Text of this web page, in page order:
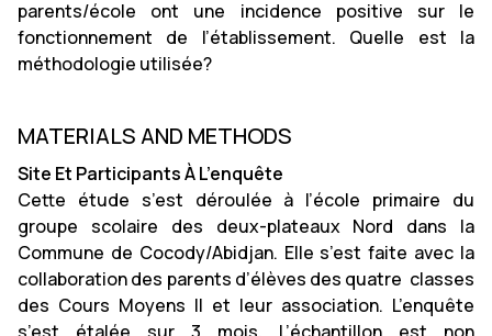
parents/école ont une incidence positive sur le
fonctionnement de l’établissement. Quelle est la
méthodologie utilisée?
MATERIALS AND METHODS
Site Et Participants À L’enquête
Cette étude s’est déroulée à l’école primaire du
groupe scolaire des deux-plateaux Nord dans la
Commune de Cocody/Abidjan. Elle s’est faite avec la
collaboration des parents d’élèves des quatre classes
des Cours Moyens II et leur association. L’enquête